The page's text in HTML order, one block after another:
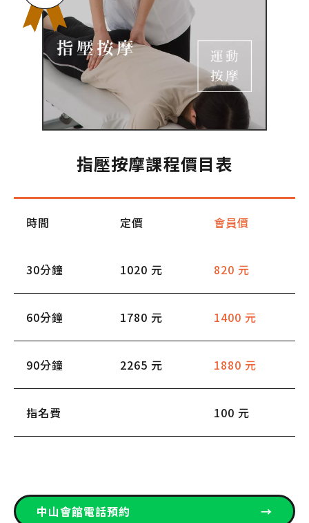
指壓按摩課程價目表
時間 定價 會員價
30分鐘 1020 元 820 元
60分鐘 1780 元 1400 元
90分鐘 2265 元 1880 元
指名費 100 元
中山會館電話預約 →